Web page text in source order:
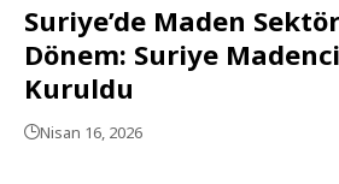
Suriye’de Maden
Dönem: Suriye
Kuruldu
Nisan 16, 2026